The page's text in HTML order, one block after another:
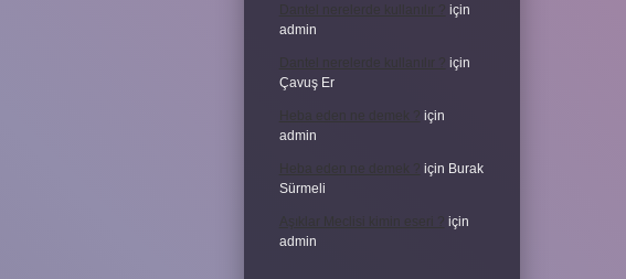
Dantel nerelerde kullanılır ? için
admin
Dantel nerelerde kullanılır ? için
Çavuş Er
Heba eden ne demek ? için
admin
Heba eden ne demek ? için Burak
Sürmeli
Aşıklar Meclisi kimin eseri ? için
admin